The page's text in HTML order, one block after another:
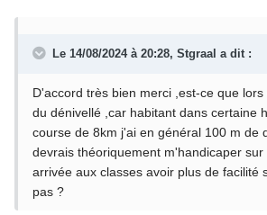
Le 14/08/2024 à 20:28, Stgraal a dit :
D'accord très bien merci ,est-ce que
du dénivellé ,car habitant dans certaine
course de 8km j'ai en général 100 m de
devrais théoriquement m'handicaper
arrivée aux classes avoir plus de facilité
pas ?